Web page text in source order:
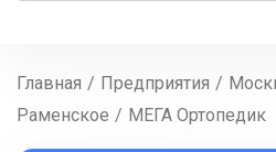
Главная / Предприятия /
Раменское / МЕГА Ортопедик